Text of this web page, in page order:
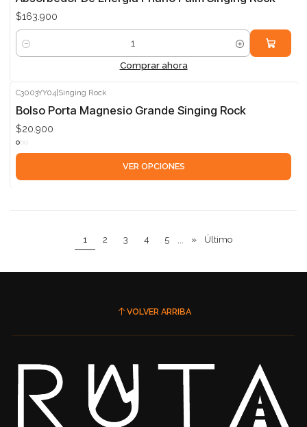
$163.900
Cantidad
Comprar ahora
C3003YY04 Singing Rock
Bolso Porta Magnesio Grande Singing Rock
$20.900
VER OPCIONES
1 2 3 4 5 ... » Último
VOLVER ARRIBA